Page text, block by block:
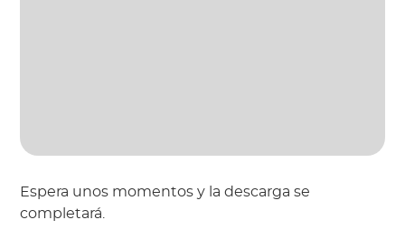
Espera unos momentos y la descarga se
completará.